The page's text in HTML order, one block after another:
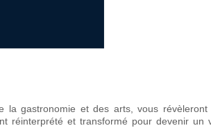
la gastronomie et des arts, vous révèleront
réinterprété et transformé pour devenir un